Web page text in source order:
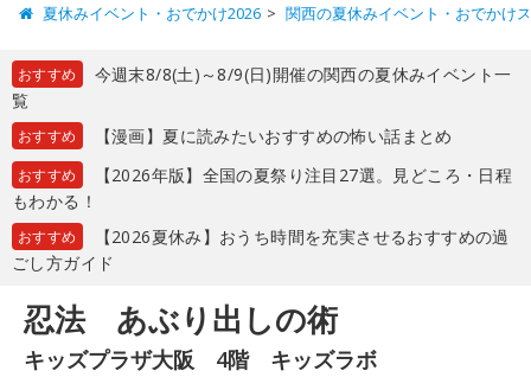
夏休みイベント・おでかけ2026 関西の夏休みイベント・おでかけ
おすすめ
今週末8/8(土)～8/9(日)開催の関西の夏休みイベント一
覧
おすすめ 【漫画】夏に読みたいおすすめの怖い話まとめ
おすすめ
【2026年版】全国の夏祭り注目27選。見どころ・日程
もわかる！
おすすめ
【2026夏休み】おうち時間を充実させるおすすめの過
ごし方ガイド
忍法 あぶり出しの術
キッズプラザ大阪 4階 キッズラボ